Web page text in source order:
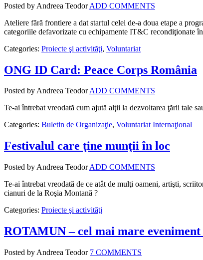
Posted by Andreea Teodor ADD COMMENTS
Ateliere fără frontiere a dat startul celei de-a doua etape a
categoriile defavorizate cu echipamente IT&C recondiţionate
Categories: Proiecte şi activităţi, Voluntariat
ONG ID Card: Peace Corps România
Posted by Andreea TeodorADD COMMENTS
Te-ai întrebat vreodată cum ajută alţii la dezvoltarea ţării tale
Categories: Buletin de Organizaţie, Voluntariat Internaţional
Festivalul care ţine munţii în loc
Posted by Andreea Teodor ADD COMMENTS
Te-ai întrebat vreodată de ce atât de mulţi oameni, artişti,
cianuri de la Roşia Montană ?
Categories: Proiecte şi activităţi
ROTAMUN – cel mai mare
Posted by Andreea Teodor 7 COMMENTS